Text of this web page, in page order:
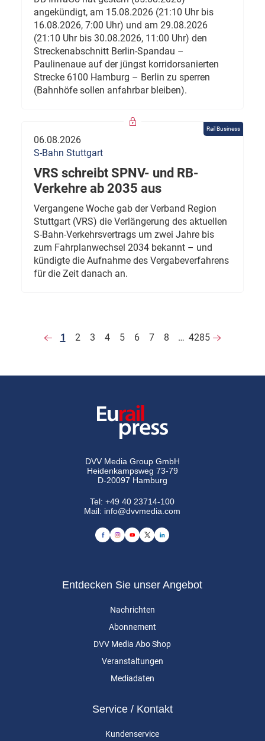
angekündigt, am 15.08.2026 (21:10 Uhr bis
16.08.2026, 7:00 Uhr) und am 29.08.2026
(21:10 Uhr bis 30.08.2026, 11:00 Uhr) den
Streckenabschnitt Berlin-Spandau –
Paulinenaue auf der jüngst korridorsanierten
Strecke 6100 Hamburg – Berlin zu sperren
(Bahnhöfe sollen anfahrbar bleiben).
Rail Business
06.08.2026
S-Bahn Stuttgart
VRS schreibt SPNV- und RB-
Verkehre ab 2035 aus
Vergangene Woche gab der Verband Region
Stuttgart (VRS) die Verlängerung des aktuellen
S-Bahn-Verkehrsvertrags um zwei Jahre bis
zum Fahrplanwechsel 2034 bekannt – und
kündigte die Aufnahme des Vergabeverfahrens
für die Zeit danach an.
1 2 3 4 5 6 7 8 … 4285
DVV Media Group GmbH
Heidenkampsweg 73-79
D-20097 Hamburg
Tel:+49 40 23714-100
Mail: info@dvvmedia.com
Entdecken Sie unser Angebot
Nachrichten
Abonnement
DVV Media Abo Shop
Veranstaltungen
Mediadaten
Service / Kontakt
Kundenservice